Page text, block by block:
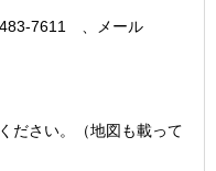
483-7611 、メール
ださい。（地図も載って